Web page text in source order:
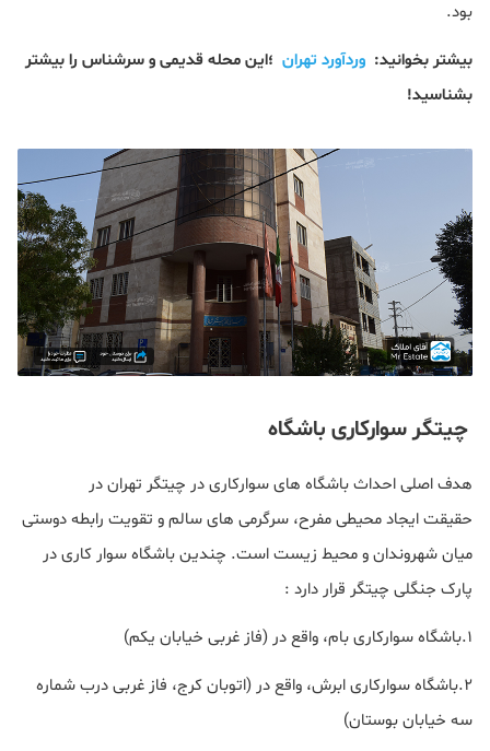
بود.
بیشتر بخوانید: وردآورد تهران ؛این محله قدیمی و سرشناس را بیشتر
بشناسید!
چیتگر سوارکاری باشگاه
هدف اصلی احداث باشگاه های سوارکاری در چیتگر تهران در
حقیقت ایجاد محیطی مفرح، سرگرمی های سالم و تقویت رابطه دوستی
میان شهروندان و محیط زیست است. چندین باشگاه سوار کاری در
پارک جنگلی چیتگر قرار دارد :
۱.باشگاه سوارکاری بام، واقع در (فاز غربی خیابان یکم)
۲.باشگاه سوارکاری ابرش، واقع در (اتوبان کرج، فاز غربی درب شماره
سه خیابان بوستان)